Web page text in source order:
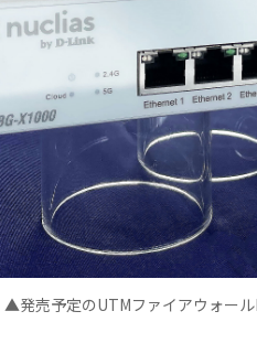
▲発売予定のUTMファイアウォー